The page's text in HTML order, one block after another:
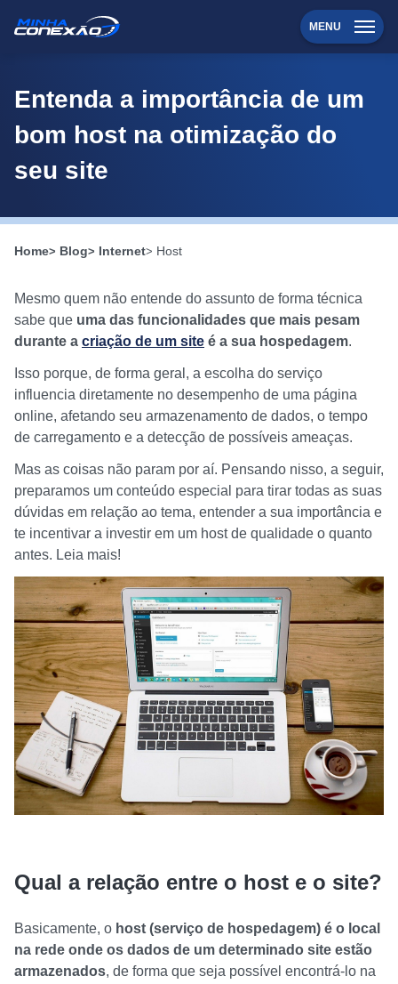
MENU
Entenda a importância de um
bom host na otimização do
seu site
Home Blog Internet Host
Mesmo quem não entende do assunto de forma técnica
sabe que uma das funcionalidades que mais pesam
durante a criação de um site é a sua hospedagem.
Isso porque, de forma geral, a escolha do serviço
influencia diretamente no desempenho de uma página
online, afetando seu armazenamento de dados, o tempo
de carregamento e a detecção de possíveis ameaças.
Mas as coisas não param por aí. Pensando nisso, a seguir,
preparamos um conteúdo especial para tirar todas as suas
dúvidas em relação ao tema, entender a sua importância e
te incentivar a investir em um host de qualidade o quanto
antes. Leia mais!
Qual a relação entre o host e o site?
Basicamente, o host (serviço de hospedagem) é o local
na rede onde os dados de um determinado site estão
armazenados, de forma que seja possível encontrá-lo na